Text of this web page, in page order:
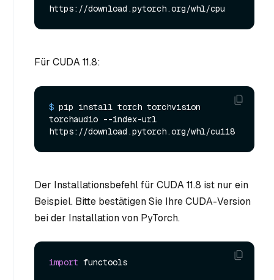
https://download.pytorch.org/whl/cpu
Für CUDA 11.8:
$ pip install torch torchvision
torchaudio --index-url
https://download.pytorch.org/whl/cu118
Der Installationsbefehl für CUDA 11.8 ist nur ein
Beispiel. Bitte bestätigen Sie Ihre CUDA-Version
bei der Installation von PyTorch.
import functools